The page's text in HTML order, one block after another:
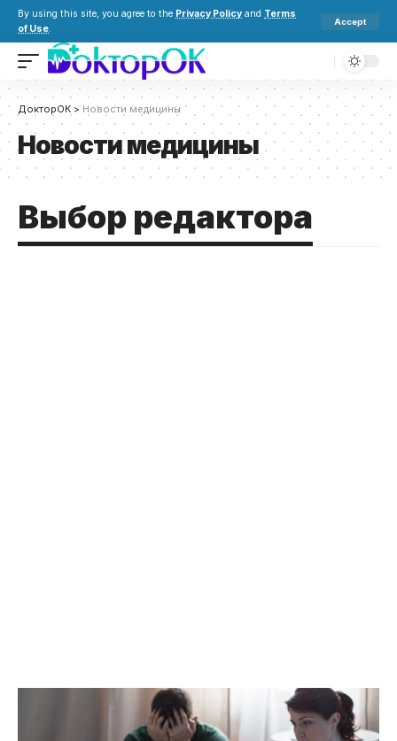
By using this site, you agree to the Privacy Policy and Terms
of Use.
Accept
ДокторОК > Новости медицины
Новости медицины
Выбор редактора